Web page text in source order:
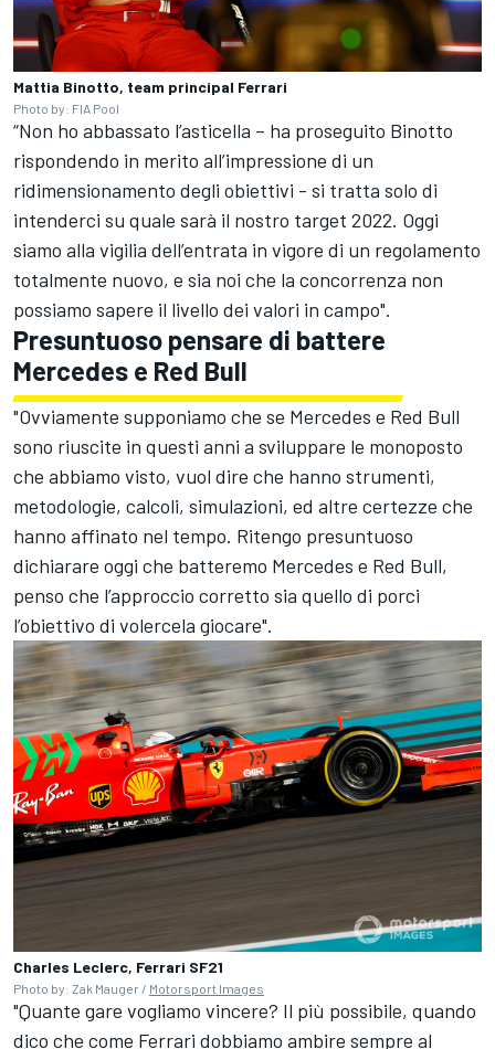
Mattia Binotto, team principal Ferrari
Photo by: FIA Pool
“Non ho abbassato l’asticella – ha proseguito Binotto
rispondendo in merito all’impressione di un
ridimensionamento degli obiettivi - si tratta solo di
intenderci su quale sarà il nostro target 2022. Oggi
siamo alla vigilia dell’entrata in vigore di un regolamento
totalmente nuovo, e sia noi che la concorrenza non
possiamo sapere il livello dei valori in campo".
Presuntuoso pensare di battere
Mercedes e Red Bull
"Ovviamente supponiamo che se Mercedes e Red Bull
sono riuscite in questi anni a sviluppare le monoposto
che abbiamo visto, vuol dire che hanno strumenti,
metodologie, calcoli, simulazioni, ed altre certezze che
hanno affinato nel tempo. Ritengo presuntuoso
dichiarare oggi che batteremo Mercedes e Red Bull,
penso che l’approccio corretto sia quello di porci
l’obiettivo di volercela giocare".
Charles Leclerc, Ferrari SF21
Photo by: Zak Mauger / Motorsport Images
"Quante gare vogliamo vincere? Il più possibile, quando
dico che come Ferrari dobbiamo ambire sempre al